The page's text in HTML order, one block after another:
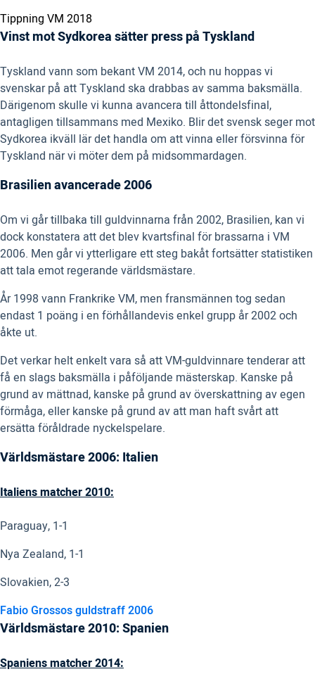
Tippning VM 2018
Vinst mot Sydkorea sätter press på Tyskland
Tyskland vann som bekant VM 2014, och nu hoppas vi
svenskar på att Tyskland ska drabbas av samma baksmälla.
Därigenom skulle vi kunna avancera till åttondelsfinal,
antagligen tillsammans med Mexiko. Blir det svensk seger mot
Sydkorea ikväll lär det handla om att vinna eller försvinna för
Tyskland när vi möter dem på midsommardagen.
Brasilien avancerade 2006
Om vi går tillbaka till guldvinnarna från 2002, Brasilien, kan vi
dock konstatera att det blev kvartsfinal för brassarna i VM
2006. Men går vi ytterligare ett steg bakåt fortsätter statistiken
att tala emot regerande världsmästare.
År 1998 vann Frankrike VM, men fransmännen tog sedan
endast 1 poäng i en förhållandevis enkel grupp år 2002 och
åkte ut.
Det verkar helt enkelt vara så att VM-guldvinnare tenderar att
få en slags baksmälla i påföljande mästerskap. Kanske på
grund av mättnad, kanske på grund av överskattning av egen
förmåga, eller kanske på grund av att man haft svårt att
ersätta föråldrade nyckelspelare.
Världsmästare 2006: Italien
Italiens matcher 2010:
Paraguay, 1-1
Nya Zealand, 1-1
Slovakien, 2-3
Fabio Grossos guldstraff 2006
Världsmästare 2010: Spanien
Spaniens matcher 2014: